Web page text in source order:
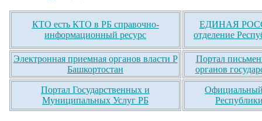
КТО есть КТО в РБ справочно-
информационный ресурс
ЕДИНАЯ
отделение
Электронная приемная органов власти Р
Башкортостан
Портал
органов
Портал Государственных и
Муниципальных Услуг РБ
Официальный